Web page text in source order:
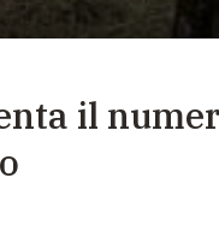
DONARE. SCEGLI IL
il